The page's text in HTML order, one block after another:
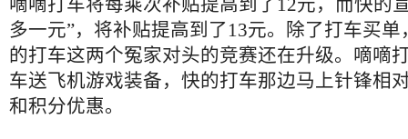
嘀嘀打车将每乘次补贴提高到了12元，而快的
多一元”，将补贴提高到了13元。除了打车买
的打车这两个冤家对头的竞赛还在升级。嘀嘀
车送飞机游戏装备，快的打车那边马上针锋相
和积分优惠。